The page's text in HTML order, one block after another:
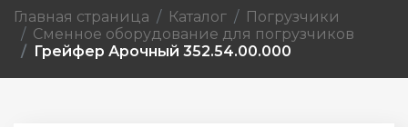
Главная страница Каталог
Погрузчики
Сменное оборудование для погрузчиков
Грейфер Арочный 352.54.00.000